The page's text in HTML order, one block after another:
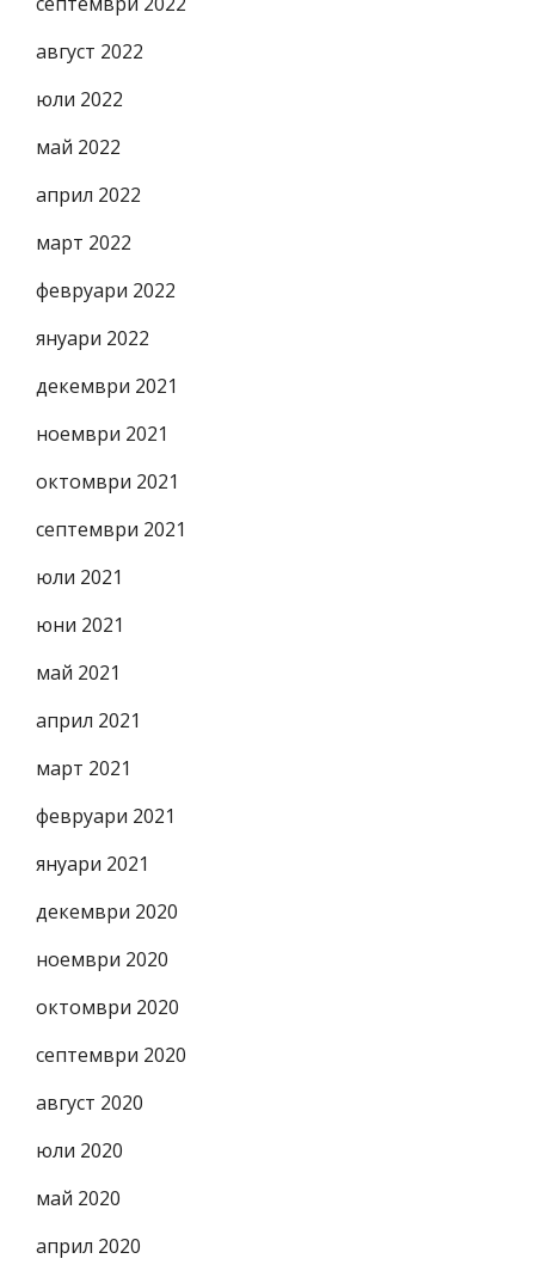
август 2022
юли 2022
май 2022
април 2022
март 2022
февруари 2022
януари 2022
декември 2021
ноември 2021
октомври 2021
септември 2021
юли 2021
юни 2021
май 2021
април 2021
март 2021
февруари 2021
януари 2021
декември 2020
ноември 2020
октомври 2020
септември 2020
август 2020
юли 2020
май 2020
април 2020